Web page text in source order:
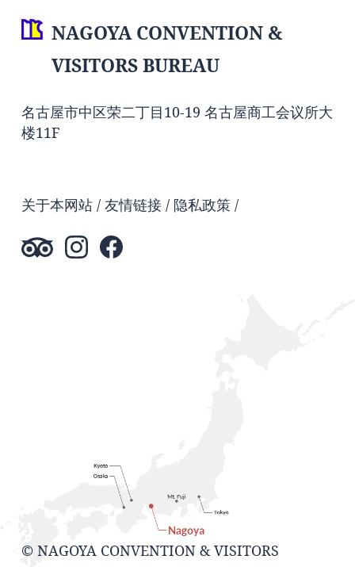
NAGOYA CONVENTION &
VISITORS BUREAU
名古屋市中区荣二丁目10-19 名古屋商工会议所大
楼11F
关于本网站 友情链接 隐私政策
© NAGOYA CONVENTION & VISITORS